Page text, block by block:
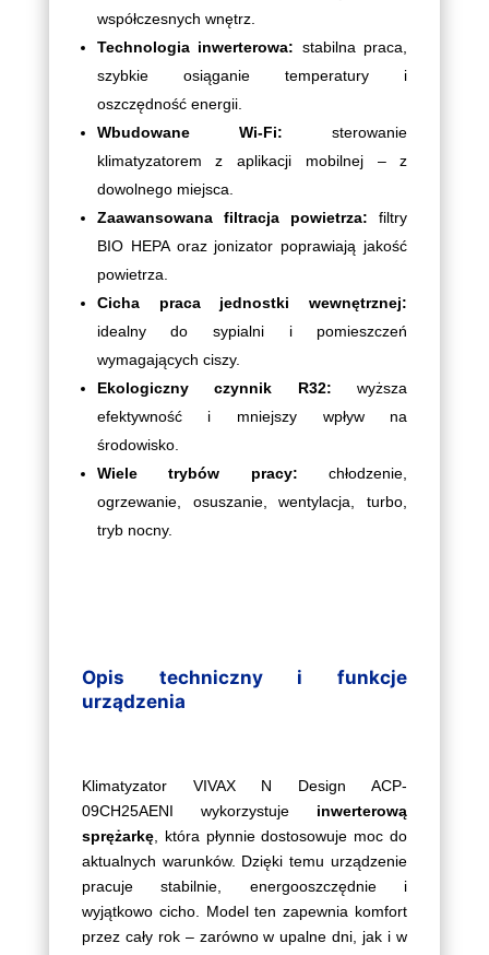
współczesnych wnętrz.
Technologia inwerterowa: stabilna praca,
szybkie osiąganie temperatury i
oszczędność energii.
Wbudowane Wi-Fi: sterowanie
klimatyzatorem z aplikacji mobilnej – z
dowolnego miejsca.
Zaawansowana filtracja powietrza: filtry
BIO HEPA oraz jonizator poprawiają jakość
powietrza.
Cicha praca jednostki wewnętrznej:
idealny do sypialni i pomieszczeń
wymagających ciszy.
Ekologiczny czynnik R32: wyższa
efektywność i mniejszy wpływ na
środowisko.
Wiele trybów pracy: chłodzenie,
ogrzewanie, osuszanie, wentylacja, turbo,
tryb nocny.
Opis techniczny i funkcje
urządzenia
Klimatyzator VIVAX N Design ACP-
09CH25AENI wykorzystuje inwerterową
sprężarkę, która płynnie dostosowuje moc do
aktualnych warunków. Dzięki temu urządzenie
pracuje stabilnie, energooszczędnie i
wyjątkowo cicho. Model ten zapewnia komfort
przez cały rok – zarówno w upalne dni, jak i w